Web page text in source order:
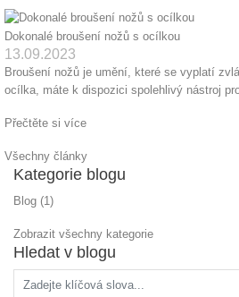
Dokonalé broušení nožů s ocílkou
13.09.2023
Broušení nožů je umění, které se vyplatí
ocílka, máte k dispozici spolehlivý nástroj
Přečtěte si více
Všechny články
Kategorie blogu
Blog (1)
Zobrazit všechny kategorie
Hledat v blogu